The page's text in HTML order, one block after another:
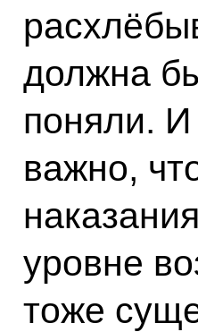
должна
поняли. И
важно,
уровне
тоже